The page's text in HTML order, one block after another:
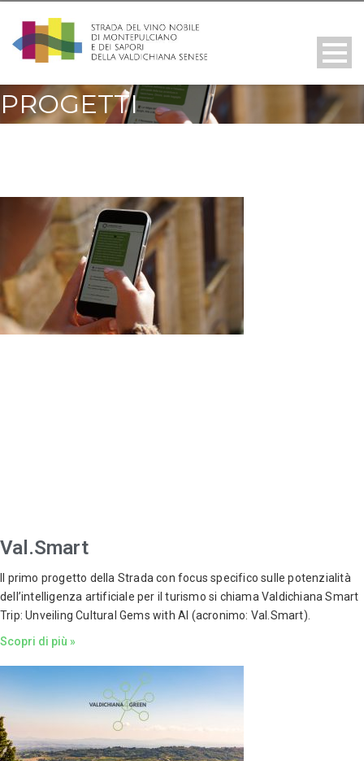
PROGETTI
Val.Smart
Il primo progetto della Strada con focus specifico sulle potenzialità
dell’intelligenza artificiale per il turismo si chiama Valdichiana Smart
Trip: Unveiling Cultural Gems with AI (acronimo: Val.Smart).
Scopri di più »